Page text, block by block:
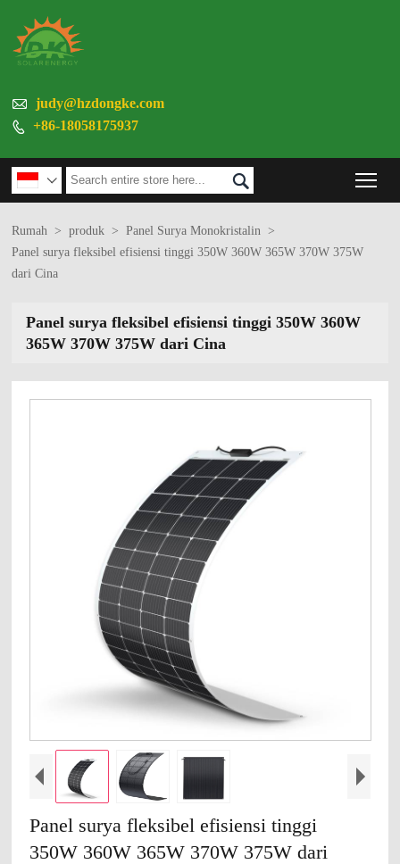
 judy@hzdongke.com
 +86-18058175937
 
Rumah > produk > Panel Surya Monokristalin
>
Panel surya fleksibel efisiensi tinggi 350W 360W 365W 370W 375W
dari Cina
Panel surya fleksibel efisiensi tinggi 350W 360W
365W 370W 375W dari Cina
Panel surya fleksibel efisiensi tinggi
350W 360W 365W 370W 375W dari